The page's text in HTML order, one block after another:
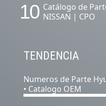
10 Catálogo de
NISSAN | CPO
TENDENCIA
Numeros de Parte
• Catalogo OEM